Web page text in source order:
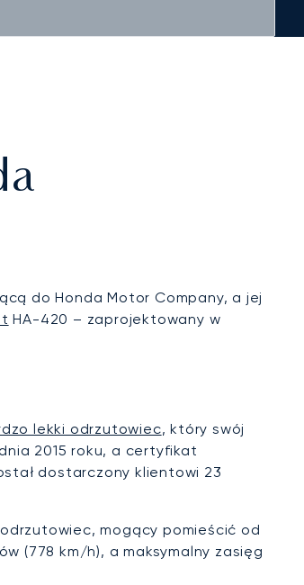
do Honda Motor Company, a jej
HA-420 – zaprojektowany w
lekki odrzutowiec, który swój
2015 roku, a certyfikat
dostarczony klientowi 23
mogący pomieścić od
(778 km/h), a maksymalny zasięg